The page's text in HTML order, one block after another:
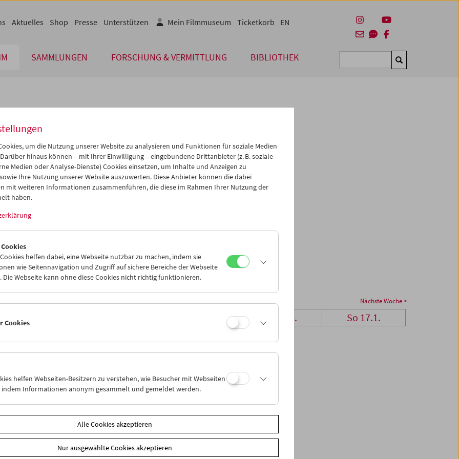
SAMMLUNGEN FORSCHUNG & VERMITTLUNG BIBLIOTHEK Suchen
Aktuelles Shop Presse Unterstützen Mein Filmmuseum Ticketkorb EN
Jan 2021 >>
Mi Do Fr Sa So
30 31 01 02
03
06 07 08 09
10
13 14
20 21
03
iCalender
Programmheft-PDF
English language or subtitles
Nächste Woche >
Mi 13.1. Sa 16.1. So 17.1.
um die Nutzung unserer Website zu analysieren und Funktionen für soziale Medien
hinaus können – mit Ihrer Einwilligung – eingebundene Drittanbieter (z. B. soziale
Medien oder Analyse-Dienste) Cookies einsetzen, um Inhalte und Anzeigen zu
Ihre Nutzung unserer Website auszuwerten. Diese Anbieter können die dabei
mit weiteren Informationen zusammenführen, die diese im Rahmen Ihrer Nutzung der
haben.
helfen dabei, eine Webseite nutzbar zu machen, indem sie
wie Seitennavigation und Zugriff auf sichere Bereiche der Webseite
Die Webseite kann ohne diese Cookies nicht richtig funktionieren.
Cookies
helfen Webseiten-Besitzern zu verstehen, wie Besucher mit Webseiten
indem Informationen anonym gesammelt und gemeldet werden.
Alle Cookies akzeptieren
Nur ausgewählte Cookies akzeptieren